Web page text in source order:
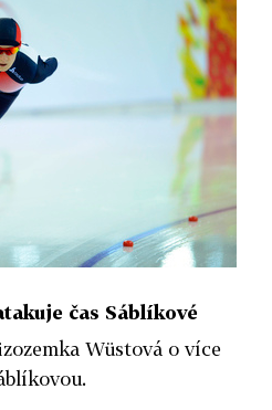
čas Sáblíkové
Wüstová o více